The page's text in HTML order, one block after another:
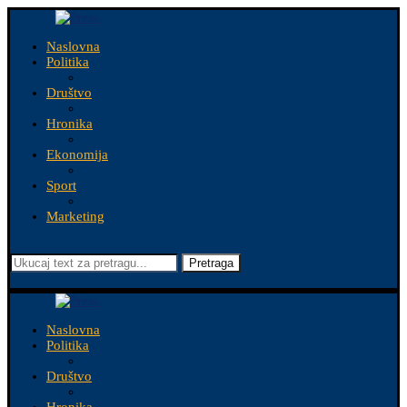
Naslovna
Politika
Društvo
Hronika
Ekonomija
Sport
Marketing
Pretraga
Naslovna
Politika
Društvo